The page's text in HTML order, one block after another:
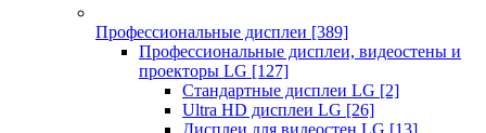
Профессиональные дисплеи [389]
Профессиональные дисплеи, видеостены и
проекторы LG [127]
Стандартные дисплеи LG [2]
Ultra HD дисплеи LG [26]
Дисплеи для видеостен LG [13]